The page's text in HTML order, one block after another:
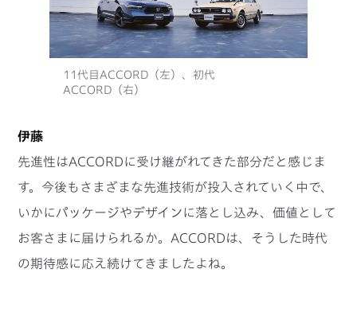
11代目ACCORD（左）、初代
ACCORD（右）
伊藤
先進性はACCORDに受け継がれてきた部分だと感じま
す。今後もさまざまな先進技術が投入されていく中で、
いかにパッケージやデザインに落とし込み、価値として
お客さまに届けられるか。ACCORDは、そうした時代
の期待感に応え続けてきましたよね。